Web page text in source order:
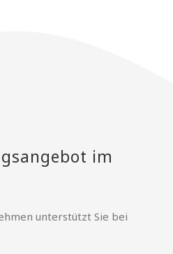
im
unterstützt Sie bei